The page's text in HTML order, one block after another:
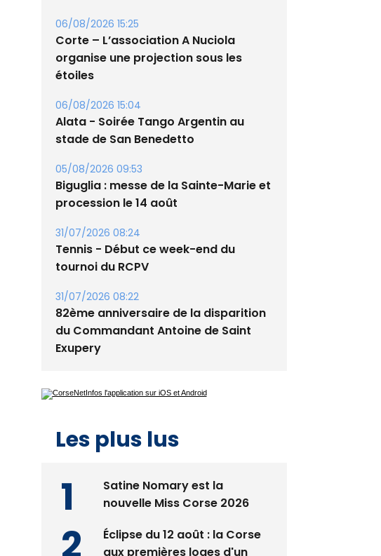
Cruculi le 11 août
06/08/2026 15:25
Corte – L’association A Nuciola
étoiles
06/08/2026 15:04
stade de San Benedetto
05/08/2026 09:53
procession le 14 août
31/07/2026 08:24
tournoi du RCPV
31/07/2026 08:22
82ème anniversaire de la disparition
nouvelle Miss Corse 2026